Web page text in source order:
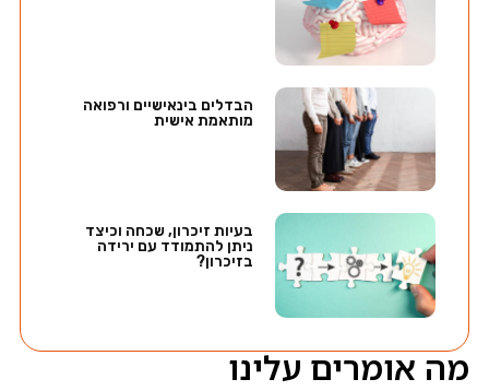
הבדלים בינאישיים ורפואה
מותאמת אישית
בעיות זיכרון, שכחה וכיצד
ניתן להתמודד עם ירידה
בזיכרון?
מה אומרים עלינו